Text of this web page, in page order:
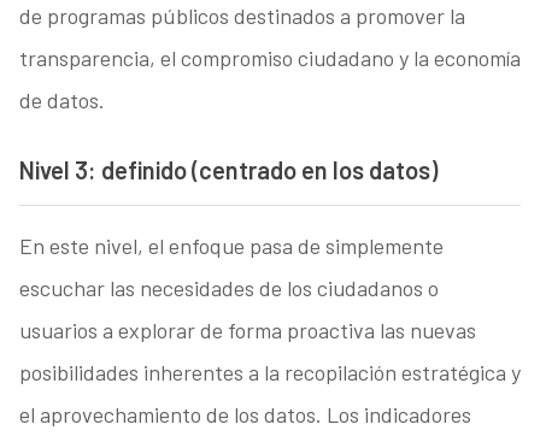
de programas públicos destinados a promover la
transparencia, el compromiso ciudadano y la economía
de datos.
Nivel 3: definido (centrado en los datos)
En este nivel, el enfoque pasa de simplemente
escuchar las necesidades de los ciudadanos o
usuarios a explorar de forma proactiva las nuevas
posibilidades inherentes a la recopilación estratégica y
el aprovechamiento de los datos. Los indicadores